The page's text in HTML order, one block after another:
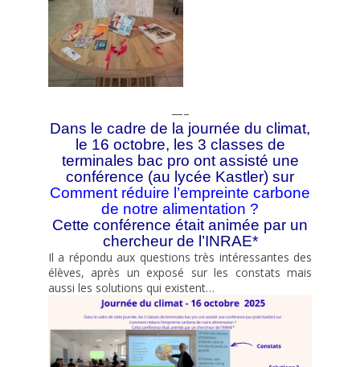
—–
Dans le cadre de la journée du climat,
le 16 octobre, les 3 classes de
terminales bac pro ont assisté une
conférence (au lycée Kastler) sur
Comment réduire l’empreinte carbone
de notre alimentation ?
Cette conférence était animée par un
chercheur de l’INRAE*
Il a répondu aux questions très intéressantes des
élèves, après un exposé sur les constats mais
aussi les solutions qui existent…